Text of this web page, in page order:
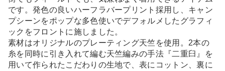
です。発色の良いハーフラバープリント採用し、キャン
プシーンをポップな多色使いでデフォルメしたグラフィ
ックをフロントに施しました。
素材はオリジナルのプレーティング天竺を使用。2本の
糸を同時に引き入れて編む天竺編みの手法『二重臼』を
用いて作られたこだわりの生地で、表にコットン、裏に